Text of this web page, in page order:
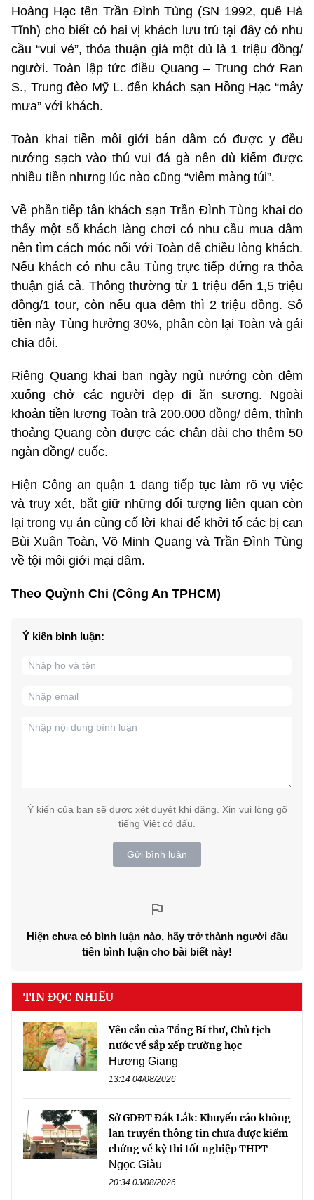
Hoàng Hạc tên Trần Đình Tùng (SN 1992, quê Hà
Tĩnh) cho biết có hai vị khách lưu trú tại đây có nhu
cầu “vui vẻ”, thỏa thuận giá một dù là 1 triệu đồng/
người. Toàn lập tức điều Quang – Trung chở Ran
S., Trung đèo Mỹ L. đến khách sạn Hồng Hạc “mây
mưa” với khách.
Toàn khai tiền môi giới bán dâm có được y đều
nướng sạch vào thú vui đá gà nên dù kiếm được
nhiều tiền nhưng lúc nào cũng “viêm màng túi”.
Về phần tiếp tân khách sạn Trần Đình Tùng khai do
thấy một số khách làng chơi có nhu cầu mua dâm
nên tìm cách móc nối với Toàn để chiều lòng khách.
Nếu khách có nhu cầu Tùng trực tiếp đứng ra thỏa
thuận giá cả. Thông thường từ 1 triệu đến 1,5 triệu
đồng/1 tour, còn nếu qua đêm thì 2 triệu đồng. Số
tiền này Tùng hưởng 30%, phần còn lại Toàn và gái
chia đôi.
Riêng Quang khai ban ngày ngủ nướng còn đêm
xuống chở các người đẹp đi ăn sương. Ngoài
khoản tiền lương Toàn trả 200.000 đồng/ đêm, thỉnh
thoảng Quang còn được các chân dài cho thêm 50
ngàn đồng/ cuốc.
Hiện Công an quận 1 đang tiếp tục làm rõ vụ việc
và truy xét, bắt giữ những đối tượng liên quan còn
lại trong vụ án củng cố lời khai để khởi tố các bị can
Bùi Xuân Toàn, Võ Minh Quang và Trần Đình Tùng
về tội môi giới mại dâm.
Theo Quỳnh Chi (Công An TPHCM)
Ý kiến bình luận:
Ý kiến của bạn sẽ được xét duyệt khi đăng. Xin vui lòng gõ
tiếng Việt có dấu.
Gửi bình luận
Hiện chưa có bình luận nào, hãy trở thành người đầu
tiên bình luận cho bài biết này!
TIN ĐỌC NHIỀU
Yêu cầu của Tổng Bí thư, Chủ tịch
nước về sắp xếp trường học
Hương Giang
13:14 04/08/2026
Sở GDĐT Đắk Lắk: Khuyến cáo không
lan truyền thông tin chưa được kiểm
chứng về kỳ thi tốt nghiệp THPT
Ngọc Giàu
20:34 03/08/2026